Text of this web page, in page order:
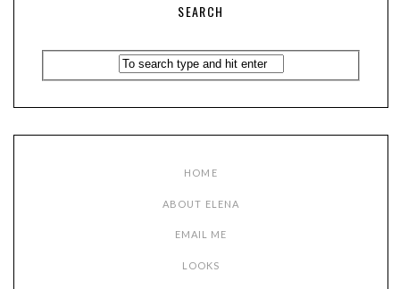
SEARCH
HOME
ABOUT ELENA
EMAIL ME
LOOKS